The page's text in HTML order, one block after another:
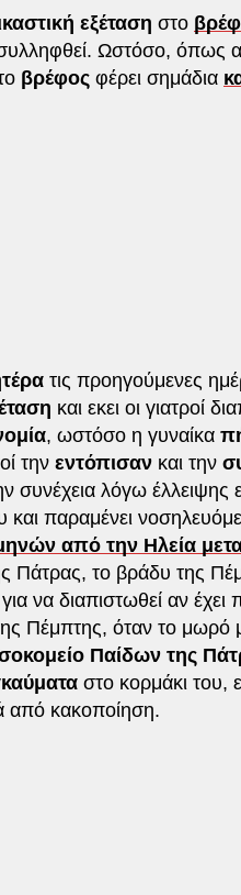
εξέταση στο
Ωστόσο, όπως
βρέφος φέρει σημάδια
τις προηγούμενες
και εκει οι γιατροί
, ωστόσο η γυναίκα
την εντόπισαν και την
λόγω έλλειψης
και παραμένει
από την Ηλεία
Πάτρας, το βράδυ της
για να διαπιστωθεί αν
Πέμπτης, όταν το μωρό
Παίδων της
στο κορμάκι του,
από κακοποίηση.